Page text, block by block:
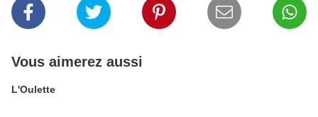
Vous aimerez aussi
L'Oulette